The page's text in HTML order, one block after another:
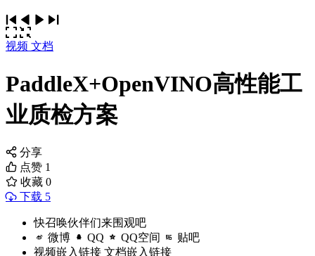
视频 文档
PaddleX+OpenVINO高性能工
业质检方案
分享
点赞 1
收藏 0
下载 5
快召唤伙伴们来围观吧
微博 QQ QQ空间 贴吧
视频嵌入链接 文档嵌入链接